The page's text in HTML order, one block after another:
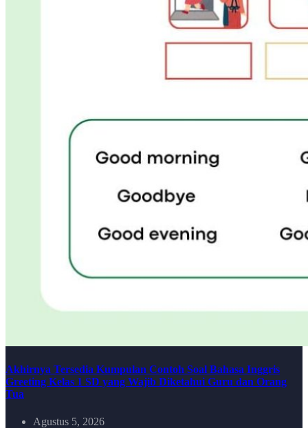
Akhirnya Tersedia Kumpulan Contoh Soal Bahasa Inggris
Greeting Kelas 1 SD yang Wajib Diketahui Guru dan Orang
Tua
Agustus 5, 2026